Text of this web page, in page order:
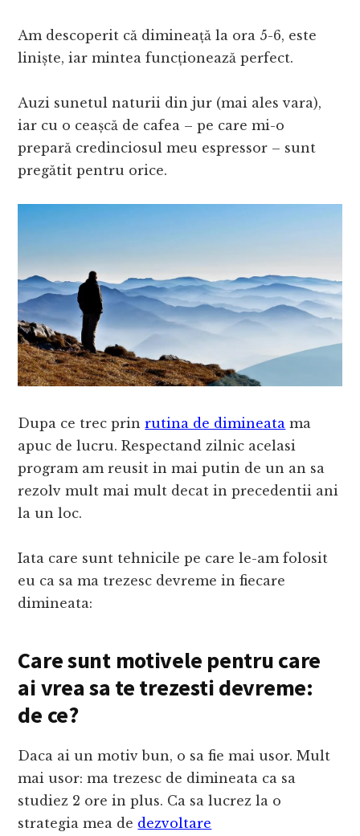
Am descoperit că dimineață la ora 5-6, este
liniște, iar mintea funcționează perfect.
Auzi sunetul naturii din jur (mai ales vara),
iar cu o ceașcă de cafea – pe care mi-o
prepară credinciosul meu espressor – sunt
pregătit pentru orice.
Dupa ce trec prinrutina de dimineata ma
apuc de lucru. Respectand zilnic acelasi
program am reusit in mai putin de un an sa
rezolv mult mai mult decat in precedentii ani
la un loc.
Iata care sunt tehnicile pe care le-am folosit
eu ca sa ma trezesc devreme in fiecare
dimineata:
Care sunt motivele pentru care
ai vrea sa te trezesti devreme:
de ce?
Daca ai un motiv bun, o sa fie mai usor. Mult
mai usor: ma trezesc de dimineata ca sa
studiez 2 ore in plus. Ca sa lucrez la o
strategia mea de dezvoltare